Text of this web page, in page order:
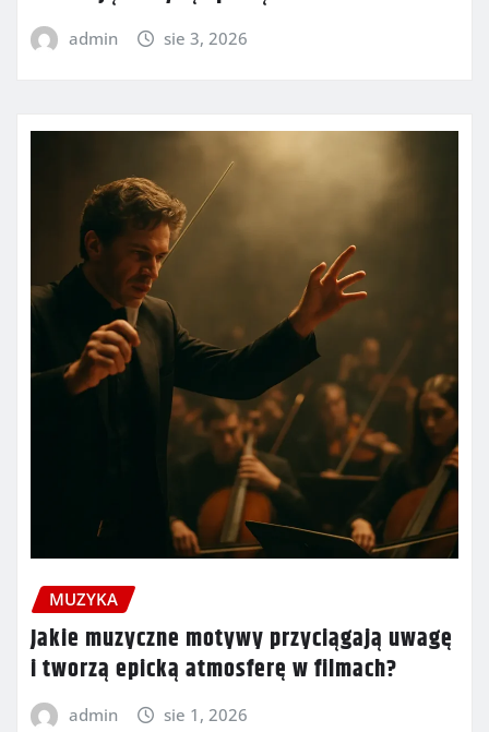
admin sie 3, 2026
MUZYKA
Jakie muzyczne motywy przyciągają uwagę
i tworzą epicką atmosferę w filmach?
admin sie 1, 2026